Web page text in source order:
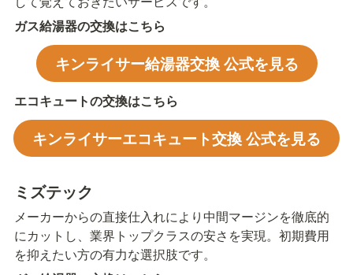
ガス給湯器の交換はこちら
キンライサー給湯器交換 公式を見る
エコキュートの交換はこちら
キンライサーエコキュート交換 公式を見る
ミズテック
メーカーからの直接仕入れにより中間マージンを徹底的
にカットし、業界トップクラスの安さを実現。初期費用
を抑えたい方の有力な選択肢です。